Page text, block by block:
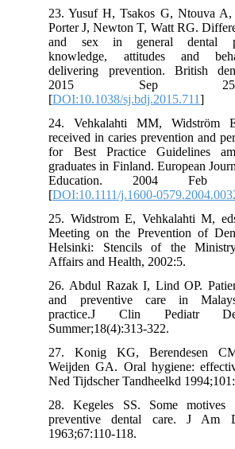
23. Yusuf H, Tsakos G, Ntouva
Porter J, Newton T, Watt RG.
and sex in general dental
knowledge, attitudes and
delivering prevention. British
2015 Sep
[DOI:10.1038/sj.bdj.2015.711
24. Vehkalahti MM, Widström
received in caries prevention and
for Best Practice Guidelines
graduates in Finland. European
Education. 2004 Feb
[DOI:10.1111/j.1600-
25. Widstrom E, Vehkalahti M,
Meeting on the Prevention of
Helsinki: Stencils of the
Affairs and Health, 2002:5.
26. Abdul Razak I, Lind OP.
and preventive care in
practice.J Clin Pediatr
Summer;18(4):313-322.
27. Konig KG, Berendesen
Weijden GA. Oral hygiene:
Ned Tijdscher Tandheelkd
28. Kegeles SS. Some
preventive dental care. J Am
1963;67:110-118.